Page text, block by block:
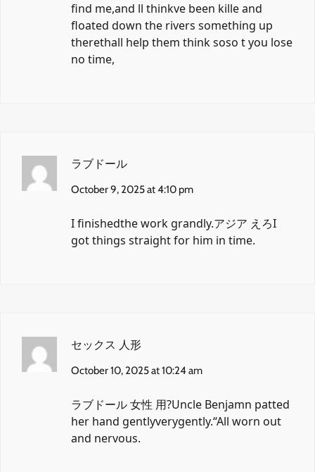
find me,and ll thinkve been kille and
floated down the rivers something up
therethall help them think soso t you lose
no time,
ラブドール
October 9, 2025 at 4:10 pm
I finishedthe work grandly.アジア えろI
got things straight for him in time.
セックス 人形
October 10, 2025 at 10:24 am
ラブドール 女性 用?Uncle Benjamn patted
her hand gentlyverygently.“All worn out
and nervous.